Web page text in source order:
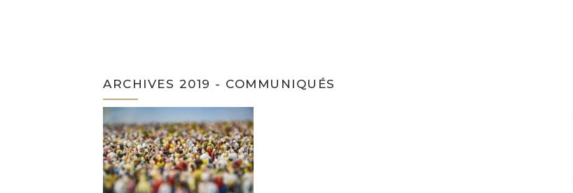
ARCHIVES 2019 - COMMUNIQUÉS